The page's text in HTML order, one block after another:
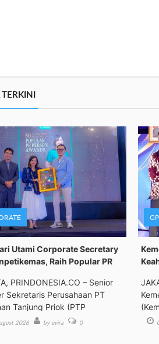
TERKINI
Utami Corporate Secretary
Raih Popular PR
PRINDONESIA.CO – Senior
Sekretaris Perusahaan PT
Tanjung Priok (PTP
2026 by evira 0